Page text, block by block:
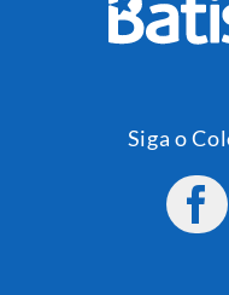
Siga o